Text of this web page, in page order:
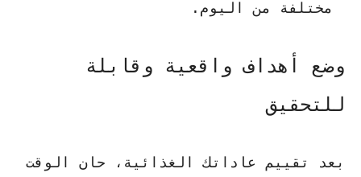
مختلفة من اليوم.
وضع أهداف واقعية وقابلة
للتحقيق
بعد تقييم عاداتك الغذائية، حان الوقت